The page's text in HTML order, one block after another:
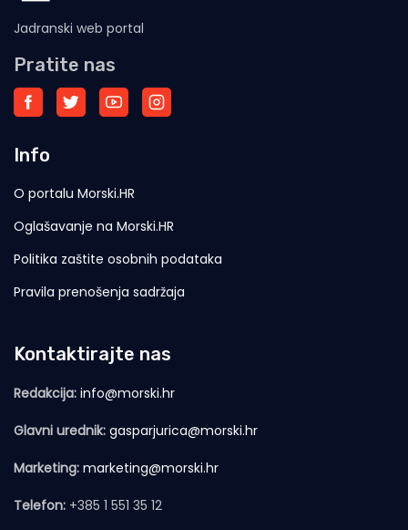
Jadranski web portal
Pratite nas
Info
O portalu Morski.HR
Oglašavanje na Morski.HR
Politika zaštite osobnih podataka
Pravila prenošenja sadržaja
Kontaktirajte nas
Redakcija: info@morski.hr
Glavni urednik: gasparjurica@morski.hr
Marketing: marketing@morski.hr
Telefon: +385 1 551 35 12